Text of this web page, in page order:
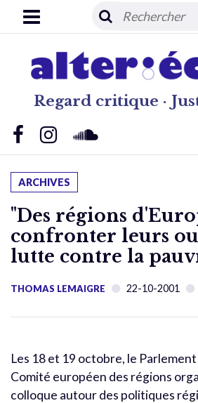
Regard critique ·
ARCHIVES
"Des régions
confronter leurs
lutte contre la
THOMAS LEMAIGRE 22-10-2001
Les 18 et 19 octobre, le
Comité européen des régions
colloque autour des politiques